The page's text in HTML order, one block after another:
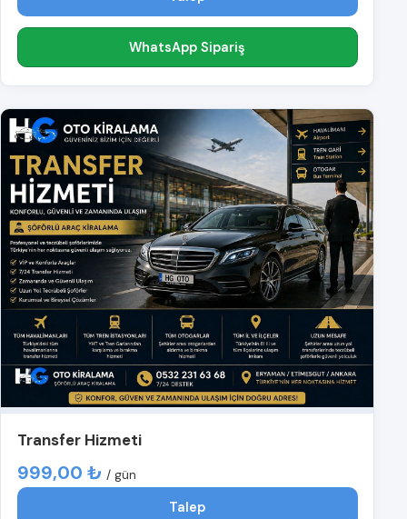
WhatsApp Sipariş
Transfer Hizmeti
999,00 ₺ / gün
Talep